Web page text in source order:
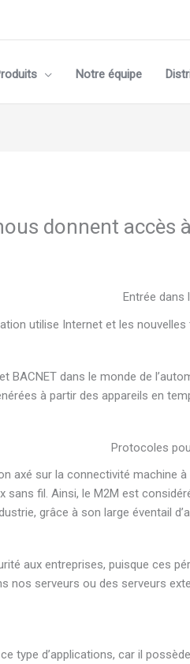
Notre équipe
donnent accès
Entrée dans
utilise Internet et les
BACNET dans le monde de
à partir des appareils en
Protocoles
axé sur la connectivité machine à
fil. Ainsi, le M2M est
grâce à son large éventail
aux entreprises, puisque ces
nos serveurs ou des serveurs
type d’applications, car il